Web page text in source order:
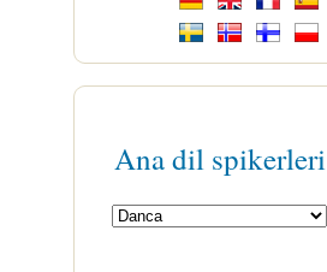
Ana dil spikerleri